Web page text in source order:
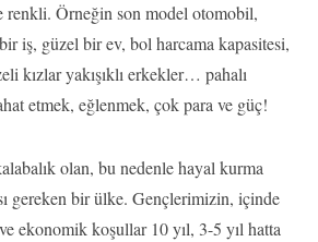
renkli. Örneğin son model otomobil,
iş, güzel bir ev, bol harcama kapasitesi,
kızlar yakışıklı erkekler… pahalı
etmek, eğlenmek, çok para ve güç!
olan, bu nedenle hayal kurma
gereken bir ülke. Gençlerimizin, içinde
ekonomik koşullar 10 yıl, 3-5 yıl hatta